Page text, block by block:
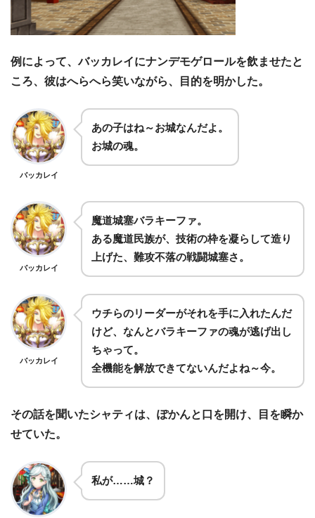
例によって、バッカレイにナンデモゲロールを飲ませたと
ころ、彼はへらへら笑いながら、目的を明かした。
バッカレイ
あの子はね～お城なんだよ。
お城の魂。
バッカレイ
魔道城塞バラキーファ。
ある魔道民族が、技術の枠を凝らして造り
上げた、難攻不落の戦闘城塞さ。
バッカレイ
ウチらのリーダーがそれを手に入れたんだ
けど、なんとバラキーファの魂が逃げ出し
ちゃって。
全機能を解放できてないんだよね～今。
その話を聞いたシャティは、ぽかんと口を開け、目を瞬か
せていた。
私が……城？